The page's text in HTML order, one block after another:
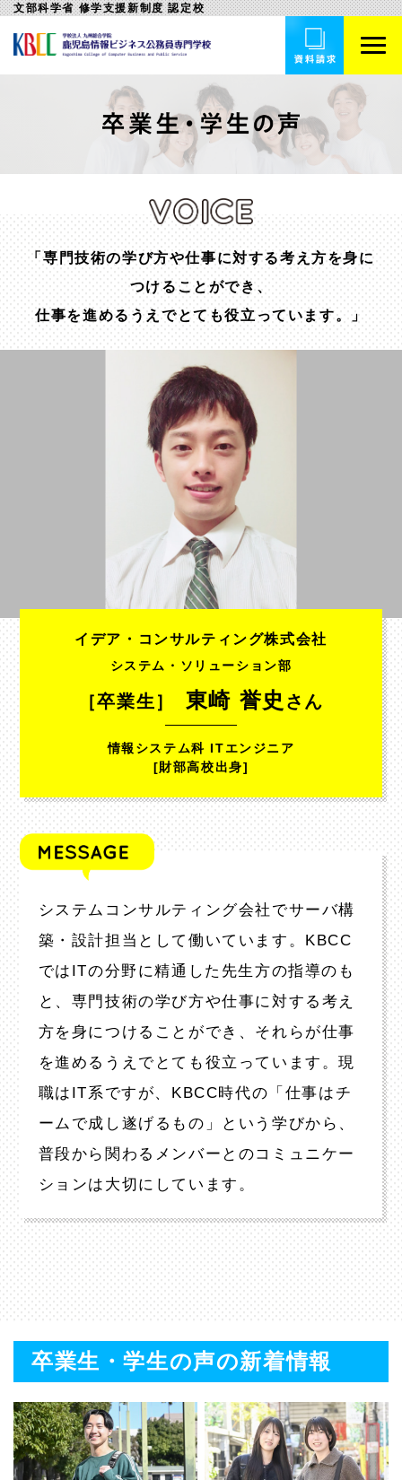
文部科学省 修学支援新制度 認定校
「専門技術の学び方や仕事に対する考え方を身に
つけることができ、
仕事を進めるうえでとても役立っています。」
イデア・コンサルティング株式会社
システム・ソリューション部
［卒業生］ 東崎 誉史 さん
情報システム科 ITエンジニア
[財部高校出身]
システムコンサルティング会社でサーバ構
築・設計担当として働いています。KBCC
ではITの分野に精通した先生方の指導のも
と、専門技術の学び方や仕事に対する考え
方を身につけることができ、それらが仕事
を進めるうえでとても役立っています。現
職はIT系ですが、KBCC時代の「仕事はチ
ームで成し遂げるもの」という学びから、
普段から関わるメンバーとのコミュニケー
ションは大切にしています。
卒業生・学生の声の新着情報